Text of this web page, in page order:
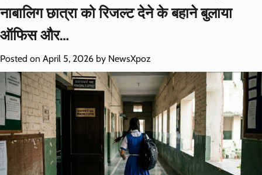
नाबालिग छात्रा को रिजल्ट देने के बहाने बुलाया
ऑफिस और…
Posted on April 5, 2026 by NewsXpoz